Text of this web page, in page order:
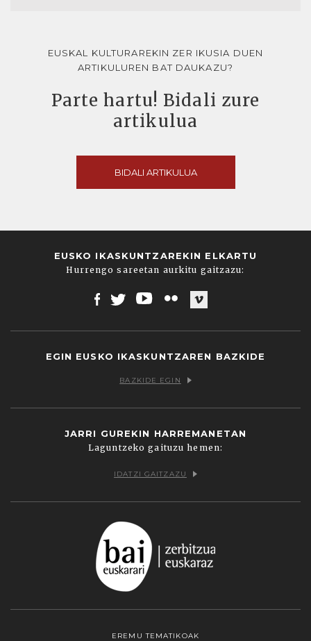
EUSKAL KULTURAREKIN ZER IKUSIA DUEN
ARTIKULUREN BAT DAUKAZU?
Parte hartu! Bidali zure
artikulua
BIDALI ARTIKULUA
EUSKO IKASKUNTZAREKIN ELKARTU
Hurrengo sareetan aurkitu gaitzazu:
EGIN EUSKO IKASKUNTZAREN BAZKIDE
BAZKIDE EGIN
JARRI GUREKIN HARREMANETAN
Laguntzeko gaituzu hemen:
IDATZI GAITZAZU
EREMU TEMATIKOAK